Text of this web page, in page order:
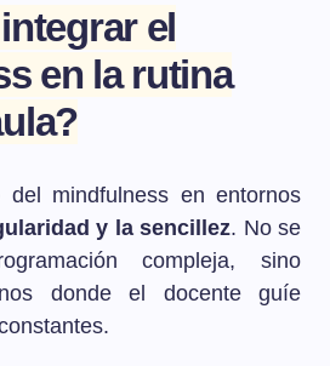
el
en la rutina
mindfulness en entornos
y la sencillez. No se
compleja, sino
donde el docente guíe